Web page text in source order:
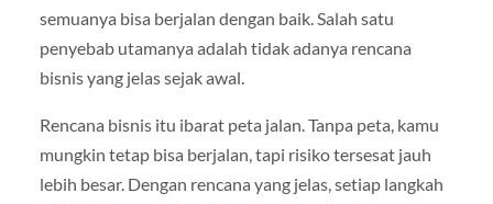
semuanya bisa berjalan dengan baik. Salah satu
penyebab utamanya adalah tidak adanya rencana
bisnis yang jelas sejak awal.
Rencana bisnis itu ibarat peta jalan. Tanpa peta, kamu
mungkin tetap bisa berjalan, tapi risiko tersesat jauh
lebih besar. Dengan rencana yang jelas, setiap langkah